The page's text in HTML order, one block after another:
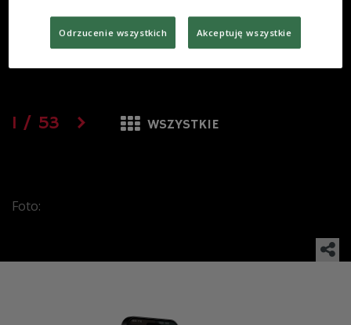
1 / 53 WSZYSTKIE
Foto:
Odrzucenie wszystkich Akceptuję wszystkie